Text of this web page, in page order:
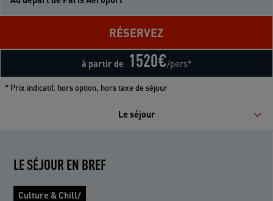
à partir de 1520€/pers*
RÉSERVEZ
* Prix indicatif, hors option, hors taxe de séjour
Le séjour
LE SÉJOUR EN BREF
Culture & Chill/